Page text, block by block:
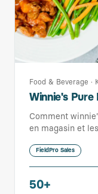
Food & Beverage ·
Winnie's Pure
Comment
en magasin et
FieldPro Sales
50+